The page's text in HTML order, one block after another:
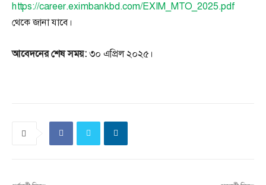
https://career.eximbankbd.com/EXIM_MTO_2025.pdf
থেকে জানা যাবে।
আবেদনের শেষ সময়:৩০ এপ্রিল ২০২৫।